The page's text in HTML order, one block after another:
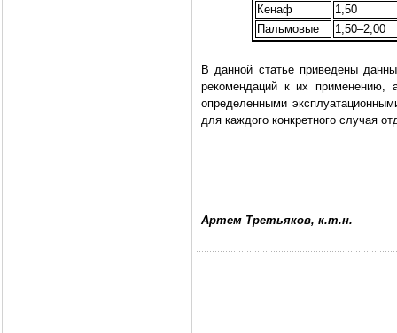
Кенаф
1,50
Пальмовые
1,50–2,00
В данной статье приведены
рекомендаций к их применению,
определенными
для каждого конкретного случая
Артем Третьяков, к.т.н.